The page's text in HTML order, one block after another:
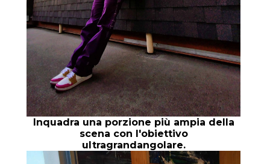
Inquadra una porzione più ampia della
scena con l'obiettivo
ultragrandangolare.